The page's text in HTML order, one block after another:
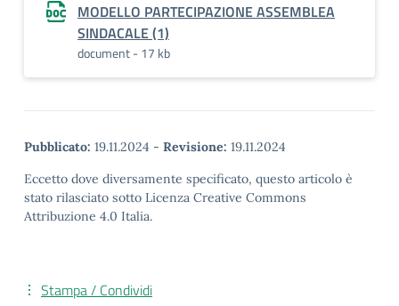
MODELLO PARTECIPAZIONE ASSEMBLEA
SINDACALE (1)
document - 17 kb
Pubblicato: 19.11.2024 - Revisione: 19.11.2024
Eccetto dove diversamente specificato, questo articolo è
stato rilasciato sotto Licenza Creative Commons
Attribuzione 4.0 Italia.
Stampa / Condividi